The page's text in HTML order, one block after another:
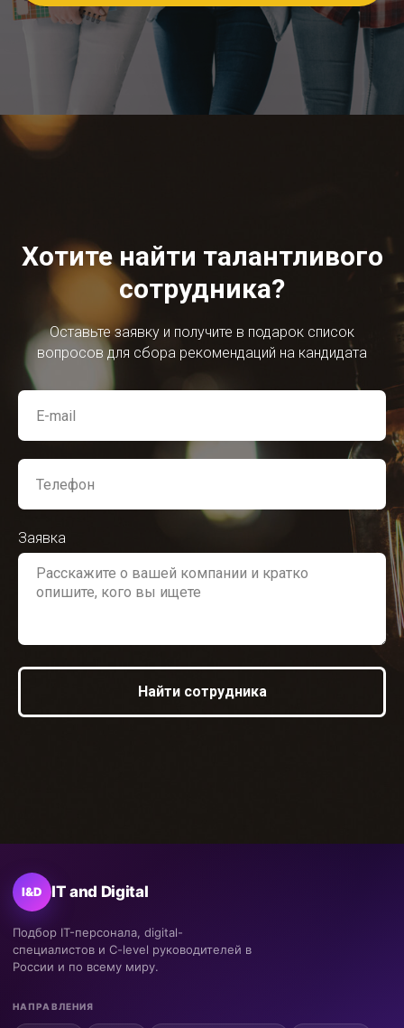
Хотите найти талантливого
сотрудника?
Оставьте заявку и получите в подарок список
вопросов для сбора рекомендаций на кандидата
Заявка
Найти сотрудника
I&D IT and Digital
Подбор IT-персонала, digital-
специалистов и C-level руководителей в
России и по всему миру.
НАПРАВЛЕНИЯ